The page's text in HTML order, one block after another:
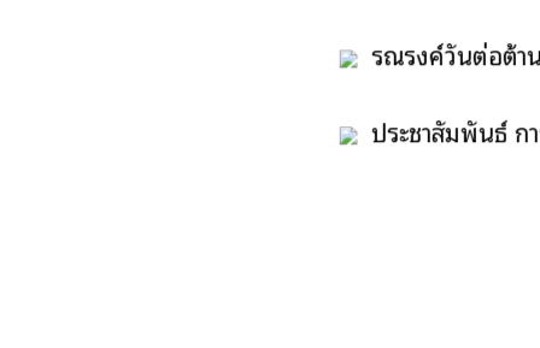
รณรงค์วันต่อต้าน
ประชาสัมพันธ์ ก